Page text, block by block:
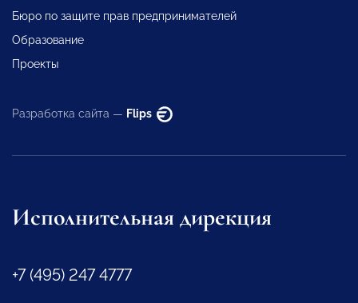
Бюро по защите прав предпринимателей
Образование
Проекты
Разработка сайта — Flips
Исполнительная дирекция
+7 (495) 247 4777